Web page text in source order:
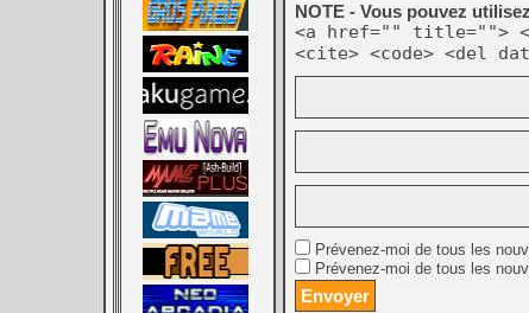
NOTE - Vous pouvez
<a href="" title="">
<cite> <code> <del
Prévenez-moi de tous les
Prévenez-moi de tous les